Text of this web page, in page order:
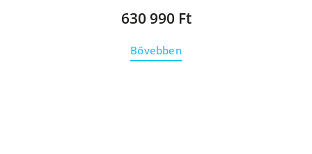
630 990 Ft
Bővebben